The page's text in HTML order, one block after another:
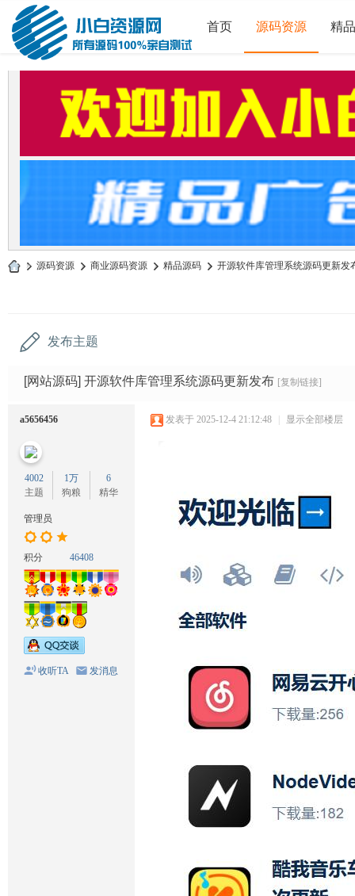
首页 源码资源 精
» 源码资源 › 商业源码资源 › 精品源码 › 开源软件库管理系统源码更新发
发布主题
[网站源码] 开源软件库管理系统源码更新发布 [复制链接]
a5656456
4002
主题
1万
狗粮
6
精华
管理员
积分 46408
收听TA 发消息
发表于 2025-12-4 21:12:48 | 显示全部楼层